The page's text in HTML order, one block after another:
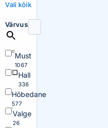
Vali kõik
Värvus
Must
1067
Hall
336
Hõbedane
577
Valge
26